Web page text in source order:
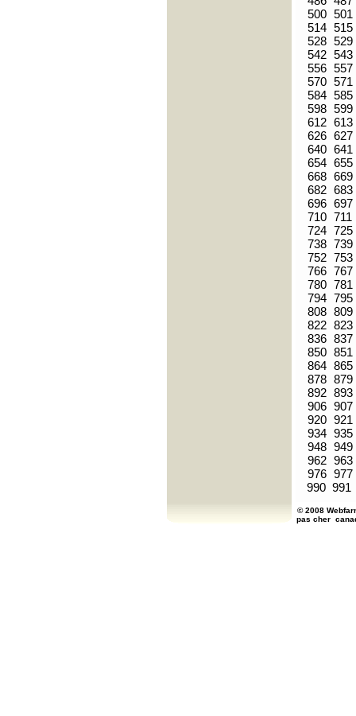
500 501
514 515
528 529
542 543
556 557
570 571
584 585
598 599
612 613
626 627
640 641
654 655
668 669
682 683
696 697
710 711
724 725
738 739
752 753
766 767
780 781
794 795
808 809
822 823
836 837
850 851
864 865
878 879
892 893
906 907
920 921
934 935
948 949
962 963
976 977
990 991
© 2008
pas cher